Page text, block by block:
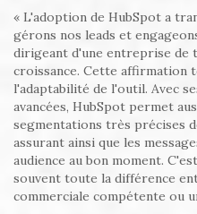
« L'adoption de HubSpot a
gérons nos leads et
dirigeant d'une entreprise de
croissance. Cette affirmation
l'adaptabilité de l'outil. Avec
avancées, HubSpot permet
segmentations très précises
assurant ainsi que les
audience au bon moment.
souvent toute la différence
commerciale compétente ou